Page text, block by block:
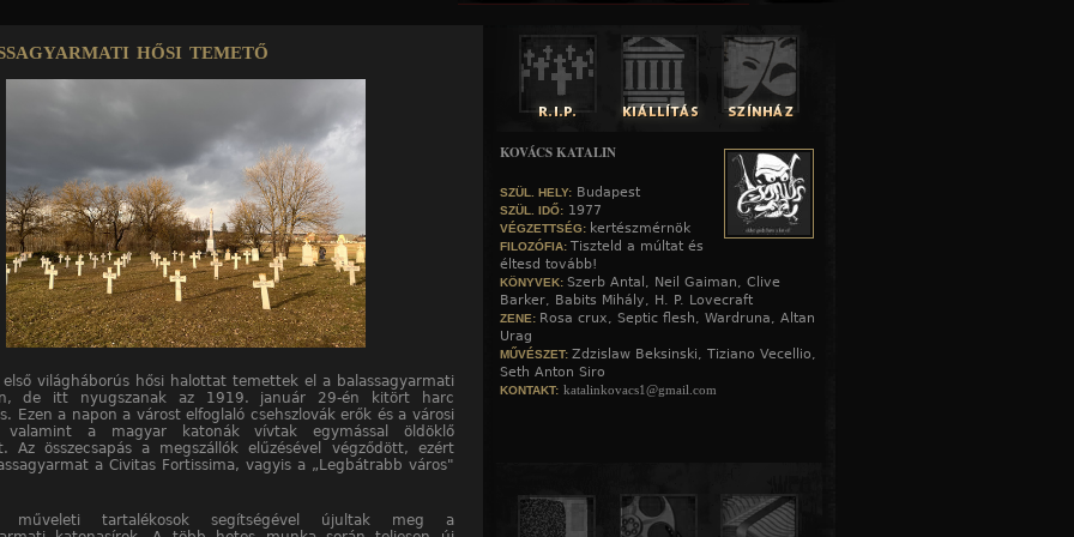
hősi temető
első világháborús hősi halottat temettek el a balassagyarmati
de itt nyugszanak az 1919. január 29-én kitört harc
Ezen a napon a várost elfoglaló csehszlovák erők és a városi
valamint a magyar katonák vívtak egymással öldöklő
Az összecsapás a megszállók elűzésével végződött, ezért
a Civitas Fortissima, vagyis a „Legbátrabb város"
műveleti tartalékosok segítségével újultak meg a
KOVÁCS KATALIN
SZÜL. HELY: Budapest
SZÜL. IDŐ: 1977
VÉGZETTSÉG: kertészmérnök
FILOZÓFIA: Tiszteld a múltat és
éltesd tovább!
KÖNYVEK: Szerb Antal, Neil Gaiman, Clive
Barker, Babits Mihály, H. P. Lovecraft
ZENE: Rosa crux, Septic flesh, Wardruna, Altan
Urag
MŰVÉSZET: Zdzislaw Beksinski, Tiziano Vecellio,
Seth Anton Siro
KONTAKT: katalinkovacs1@gmail.com